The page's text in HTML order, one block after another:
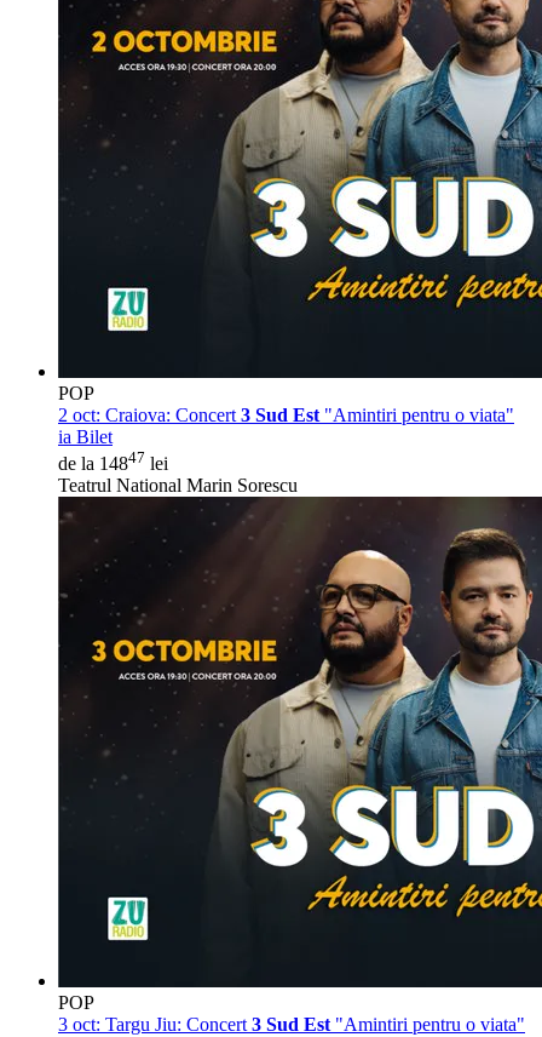
POP
2 oct: Craiova: Concert 3 Sud Est "Amintiri pentru o viata"
ia Bilet
de la 14847 lei
Teatrul National Marin Sorescu
POP
3 oct: Targu Jiu: Concert 3 Sud Est "Amintiri pentru o viata"